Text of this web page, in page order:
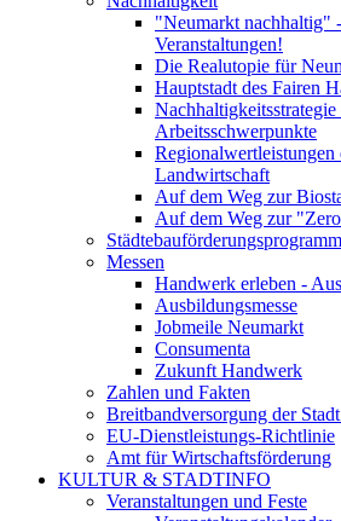
"Neumarkt nachhaltig"
Veranstaltungen!
Die Realutopie für
Hauptstadt des Fairen
Nachhaltigkeitsstrategie
Arbeitsschwerpunkte
Regionalwertleistungen
Landwirtschaft
Auf dem Weg zur
Auf dem Weg zur
Messen
Handwerk erleben -
Ausbildungsmesse
Jobmeile Neumarkt
Consumenta
Zukunft Handwerk
Zahlen und Fakten
Breitbandversorgung der
EU-Dienstleistungs-Richtlinie
Amt für Wirtschaftsförderung
KULTUR & STADTINFO
Veranstaltungen und Feste